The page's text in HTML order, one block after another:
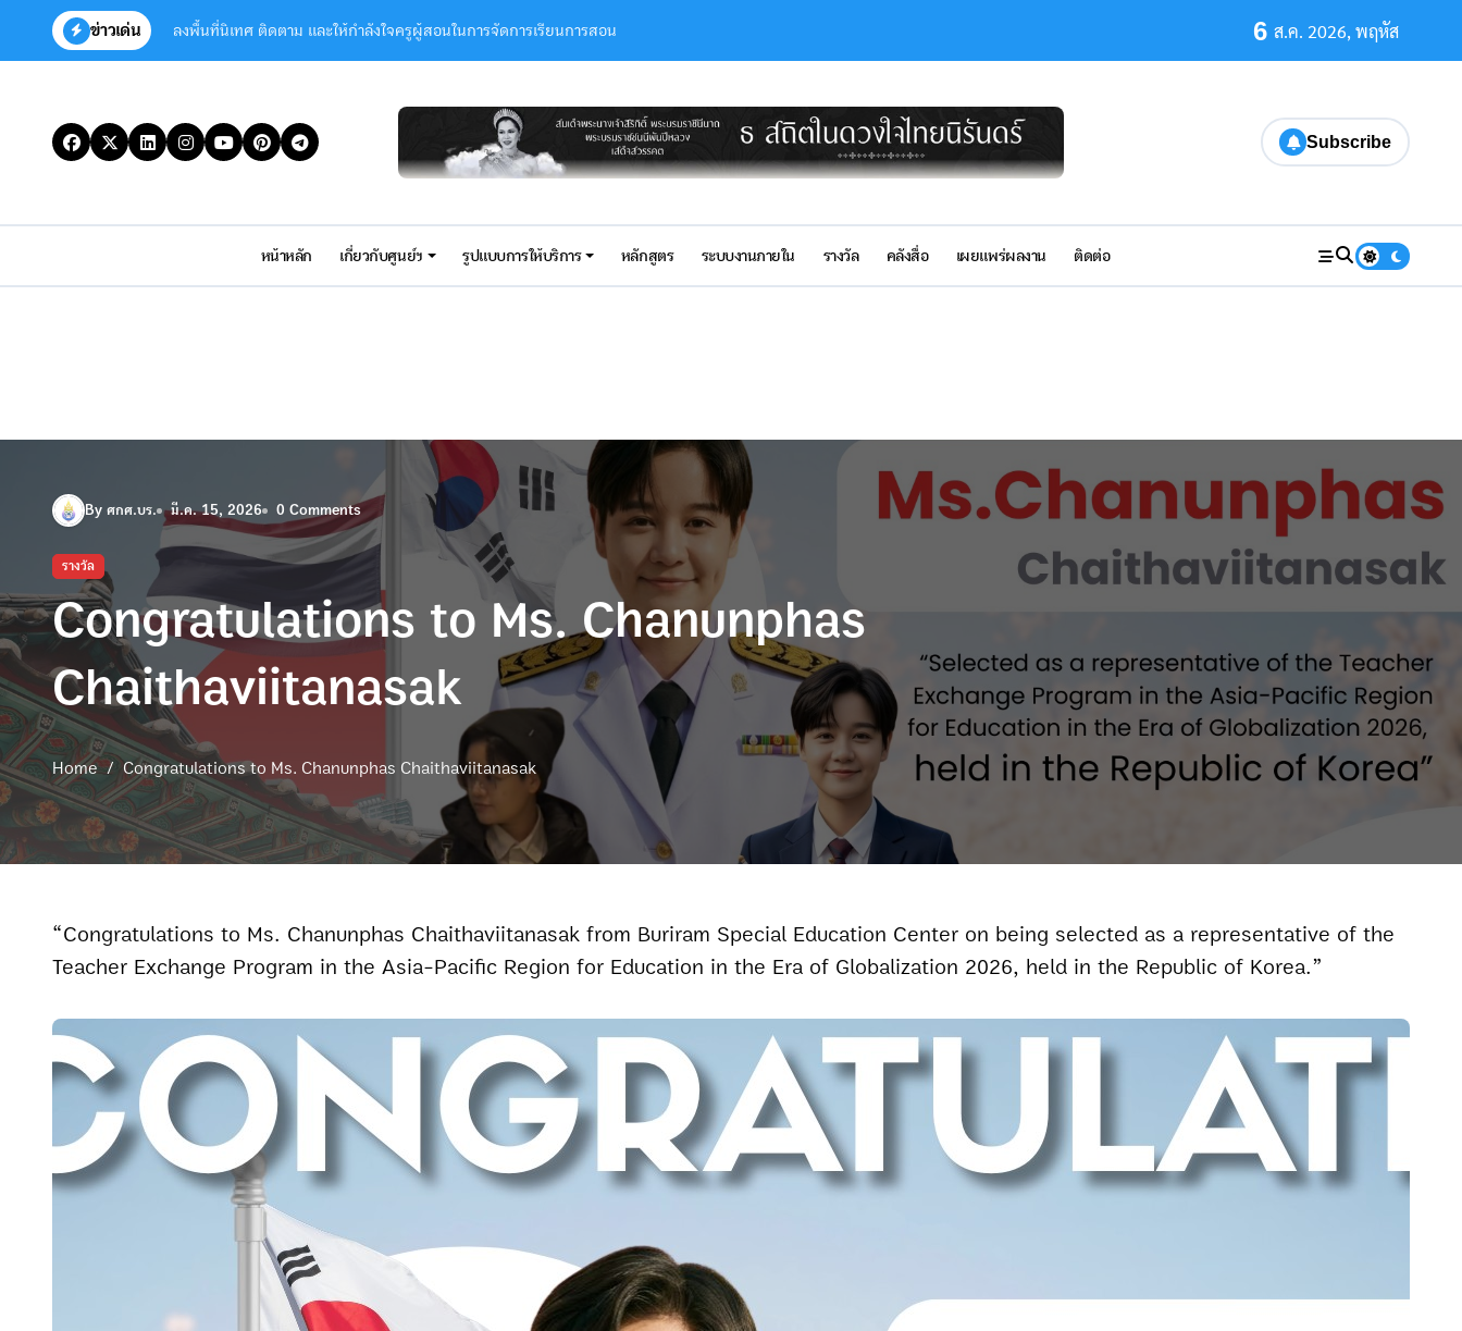
content
ข่าวเด่น ลงพื้นที่นิเทศ ติดตาม และให้กำลังใจครูผู้สอนในการจัดการเรียนการสอน
Congratulations to Ms. Chanunphas Chaithaviitanasak
Congratulations to Ms. Ayntiaya Chaithaviitanasak
ขอแสดงความยินดีกับ นายอภิรักษ์ บุญกอง “ครูต้นแบบแห่งชาติ สาขา ปฐมวัย”
บทความทางวิชาการการพัฒนารูปแบบการจัดการเรียนการสอนเด็กปฐมวัยในบริบทสถานการณ์ความไม่ปลอดภัย:แนวทางการสร้างความมั่นคงทางอารมณ์และการจัดมุมเรียนรู้ในครอบครัว
6 ส.ค. 2026, พฤหัส
Subscribe
หน้าหลัก เกี่ยวกับศูนย์ฯ รูปแบบการให้บริการ หลักสูตร ระบบงานภายใน รางวัล คลังสื่อ เผยแพร่ผลงาน ติดต่อ
By ศกศ.บร. มี.ค. 15, 2026 0 Comments
รางวัล
Congratulations to Ms. Chanunphas
Chaithaviitanasak
Home Congratulations to Ms. Chanunphas Chaithaviitanasak
“Congratulations to Ms. Chanunphas Chaithaviitanasak from Buriram Special Education Center on being selected as a representative of the
Teacher Exchange Program in the Asia-Pacific Region for Education in the Era of Globalization 2026, held in the Republic of Korea.”